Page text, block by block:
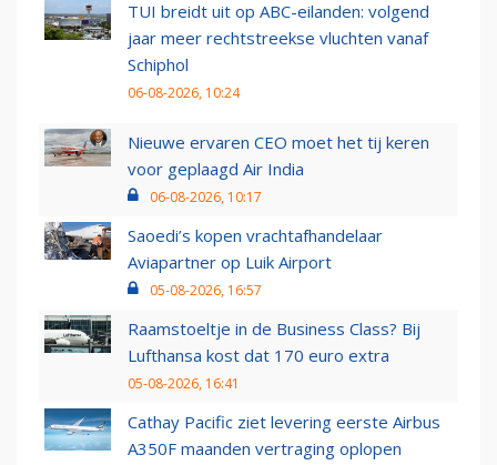
TUI breidt uit op ABC-eilanden: volgend
jaar meer rechtstreekse vluchten vanaf
Schiphol
06-08-2026, 10:24
Nieuwe ervaren CEO moet het tij keren
voor geplaagd Air India
06-08-2026, 10:17
Saoedi’s kopen vrachtafhandelaar
Aviapartner op Luik Airport
05-08-2026, 16:57
Raamstoeltje in de Business Class? Bij
Lufthansa kost dat 170 euro extra
05-08-2026, 16:41
Cathay Pacific ziet levering eerste Airbus
A350F maanden vertraging oplopen